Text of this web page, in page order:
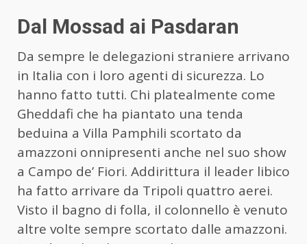
Dal Mossad ai Pasdaran
Da sempre le delegazioni straniere arrivano
in Italia con i loro agenti di sicurezza. Lo
hanno fatto tutti. Chi platealmente come
Gheddafi che ha piantato una tenda
beduina a Villa Pamphili scortato da
amazzoni onnipresenti anche nel suo show
a Campo de’ Fiori. Addirittura il leader libico
ha fatto arrivare da Tripoli quattro aerei.
Visto il bagno di folla, il colonnello è venuto
altre volte sempre scortato dalle amazzoni.